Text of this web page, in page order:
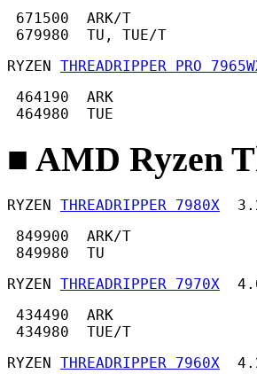
671500  ARK/T
679980  TU, TUE/T
RYZEN THREADRIPPER PRO
464190  ARK
464980  TUE
■ AMD Ryzen
RYZEN THREADRIPPER 7980X
849900  ARK/T
849980  TU
RYZEN THREADRIPPER 7970X
434490  ARK
434980  TUE/T
RYZEN THREADRIPPER 7960X